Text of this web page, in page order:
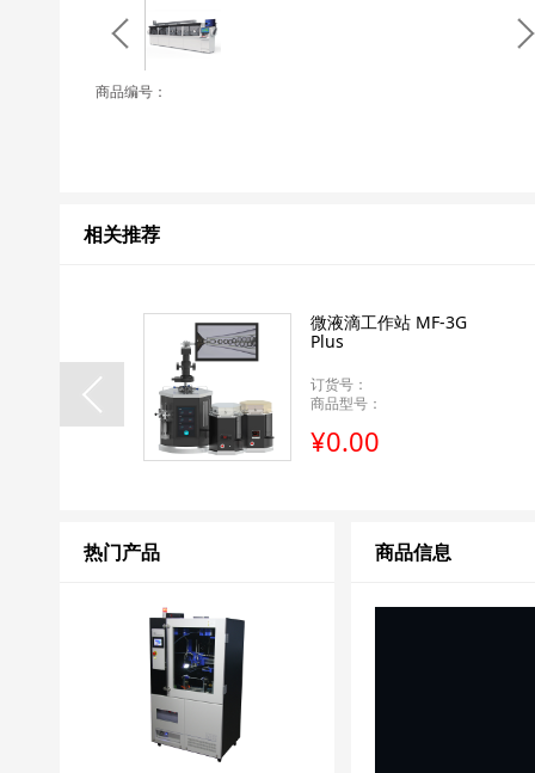
商品编号：
相关推荐
微液滴工作站 MF-3G
Plus
订货号：
商品型号：
¥0.00
商品信息
热门产品